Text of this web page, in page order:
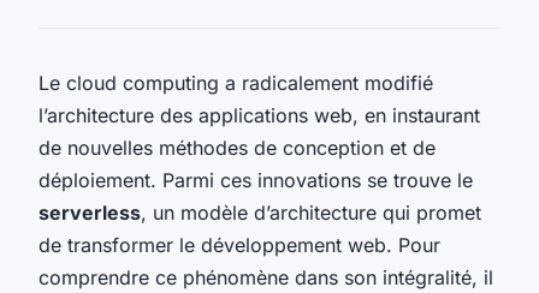
Le cloud computing a radicalement modifié
l’architecture des applications web, en instaurant
de nouvelles méthodes de conception et de
déploiement. Parmi ces innovations se trouve le
serverless, un modèle d’architecture qui promet
de transformer le développement web. Pour
comprendre ce phénomène dans son intégralité, il